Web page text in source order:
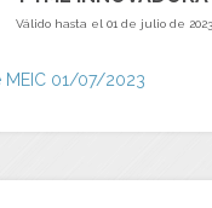
Válido hasta el 01 de julio de 2023